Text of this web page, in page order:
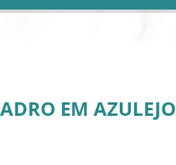
EM AZULEJO